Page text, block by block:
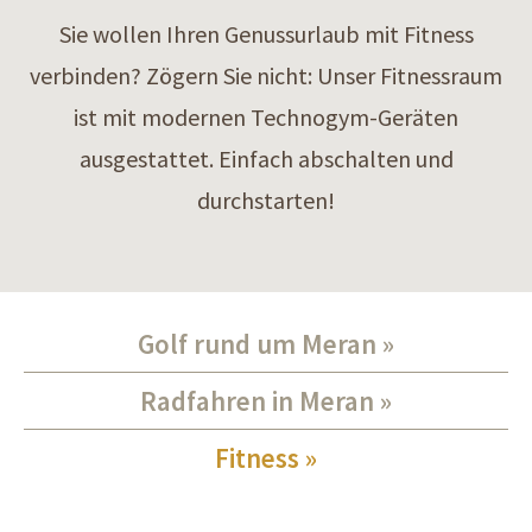
Sie wollen Ihren Genussurlaub mit Fitness
verbinden? Zögern Sie nicht: Unser Fitnessraum
ist mit modernen Technogym-Geräten
ausgestattet. Einfach abschalten und
durchstarten!
Golf rund um Meran
Radfahren in Meran
Fitness